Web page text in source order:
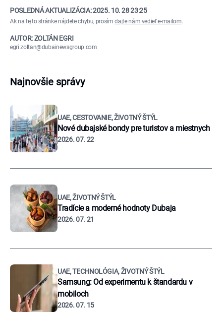
POSLEDNÁ AKTUALIZÁCIA:2025. 10. 28 23:25
Ak na tejto stránke nájdete chybu, prosímdajte nám vedieť e-mailom.
AUTOR: ZOLTÁN EGRI
egri.zoltan@dubainewsgroup.com
Najnovšie správy
UAE, CESTOVANIE, ŽIVOTNÝ ŠTÝL
Nové dubajské bondy pre turistov a miestnych
2026. 07. 22
UAE, ŽIVOTNÝ ŠTÝL
Tradície a moderné hodnoty Dubaja
2026. 07. 21
UAE, TECHNOLÓGIA, ŽIVOTNÝ ŠTÝL
Samsung: Od experimentu k štandardu v
mobiloch
2026. 07. 15